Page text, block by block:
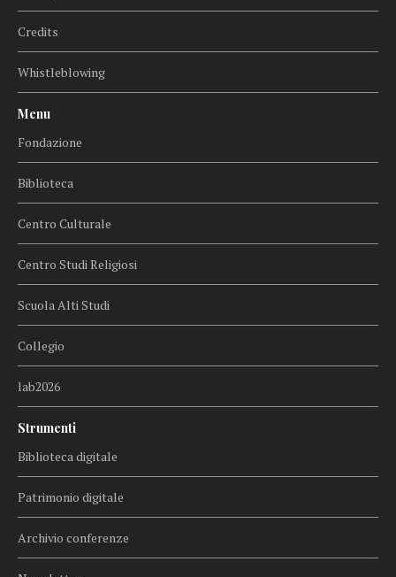
Credits
Whistleblowing
Menu
Fondazione
Biblioteca
Centro Culturale
Centro Studi Religiosi
Scuola Alti Studi
Collegio
lab2026
Strumenti
Biblioteca digitale
Patrimonio digitale
Archivio conferenze